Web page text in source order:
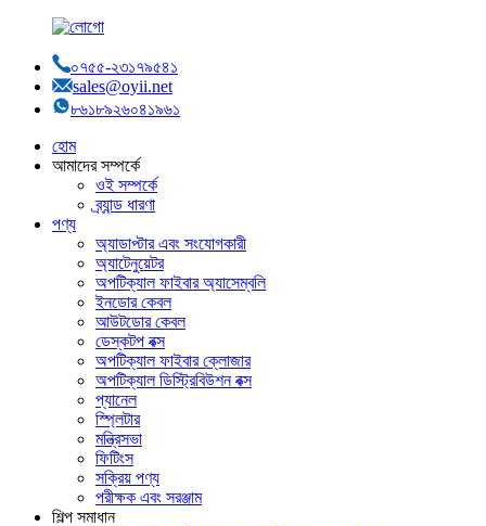
০৭৫৫-২৩১৭৯৫৪১
sales@oyii.net
৮৬১৮৯২৬০৪১৯৬১
হোম
আমাদের সম্পর্কে
ওই সম্পর্কে
ব্র্যান্ড ধারণা
পণ্য
অ্যাডাপ্টার এবং সংযোগকারী
অ্যাটেনুয়েটর
অপটিক্যাল ফাইবার অ্যাসেম্বলি
ইনডোর কেবল
আউটডোর কেবল
ডেস্কটপ বক্স
অপটিক্যাল ফাইবার ক্লোজার
অপটিক্যাল ডিস্ট্রিবিউশন বক্স
প্যানেল
স্প্লিটার
মন্ত্রিসভা
ফিটিংস
সক্রিয় পণ্য
পরীক্ষক এবং সরঞ্জাম
শিল্প সমাধান